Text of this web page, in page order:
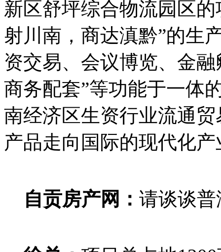
新区舒坪综合物流园区
射川南，商达滇黔”的生
资交易、会议博览、金
商务配套”等功能于一体
南经济区生资行业流通
产品走向国际的现代化
自贡房产网： 请谈谈